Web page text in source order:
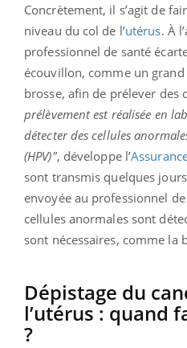
Concrètement, il s’agit de
niveau du col de l’utérus. À
professionnel de santé
écouvillon, comme un
brosse, afin de prélever des
prélèvement est réalisée en
détecter des cellules
(HPV)", développe l’
sont transmis quelques
envoyée au professionnel
cellules anormales sont
sont nécessaires, comme la
Dépistage du
l’utérus : quand
?